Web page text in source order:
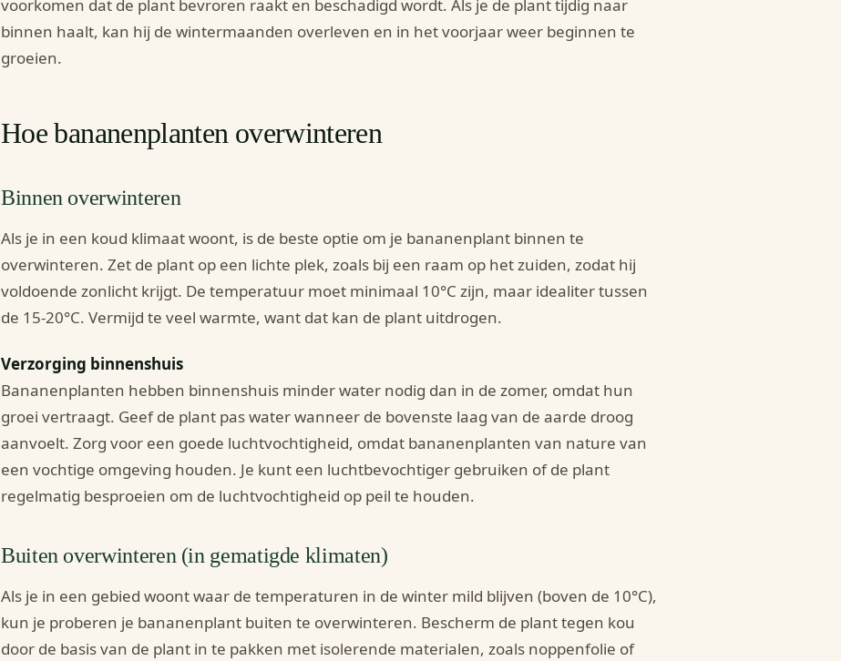
voorkomen dat de plant bevroren raakt en beschadigd wordt. Als je de plant tijdig naar
binnen haalt, kan hij de wintermaanden overleven en in het voorjaar weer beginnen te
groeien.
Hoe bananenplanten overwinteren
Binnen overwinteren
Als je in een koud klimaat woont, is de beste optie om je bananenplant binnen te
overwinteren. Zet de plant op een lichte plek, zoals bij een raam op het zuiden, zodat hij
voldoende zonlicht krijgt. De temperatuur moet minimaal 10°C zijn, maar idealiter tussen
de 15-20°C. Vermijd te veel warmte, want dat kan de plant uitdrogen.
Verzorging binnenshuis
Bananenplanten hebben binnenshuis minder water nodig dan in de zomer, omdat hun
groei vertraagt. Geef de plant pas water wanneer de bovenste laag van de aarde droog
aanvoelt. Zorg voor een goede luchtvochtigheid, omdat bananenplanten van nature van
een vochtige omgeving houden. Je kunt een luchtbevochtiger gebruiken of de plant
regelmatig besproeien om de luchtvochtigheid op peil te houden.
Buiten overwinteren (in gematigde klimaten)
Als je in een gebied woont waar de temperaturen in de winter mild blijven (boven de 10°C),
kun je proberen je bananenplant buiten te overwinteren. Bescherm de plant tegen kou
door de basis van de plant in te pakken met isolerende materialen, zoals noppenfolie of